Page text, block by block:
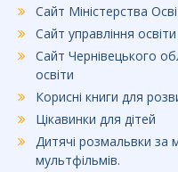
Сайт Міністерства
Сайт управління
Сайт Чернівецького
освіти
Корисні книги для
Цікавинки для дітей
Дитячі розмальвки
мультфільмів.